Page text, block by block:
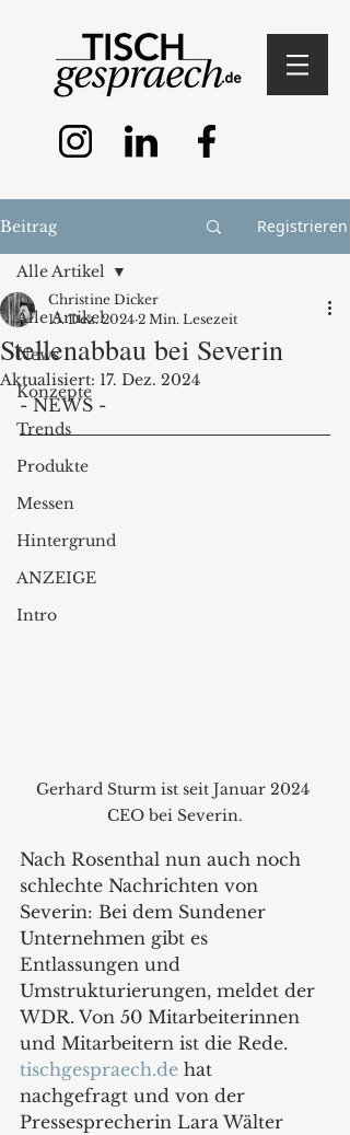
Beitrag Registrieren
Alle Artikel
News
Konzepte
Trends
Produkte
Messen
Hintergrund
ANZEIGE
Intro
Alle Artikel
Stellenabbau bei Severin
Christine Dicker
15. Dez. 2024 2 Min. Lesezeit
Aktualisiert: 17. Dez. 2024
- NEWS -
Gerhard Sturm ist seit Januar 2024
CEO bei Severin.
Nach Rosenthal nun auch noch
schlechte Nachrichten von
Severin: Bei dem Sundener
Unternehmen gibt es
Entlassungen und
Umstrukturierungen, meldet der
WDR. Von 50 Mitarbeiterinnen
und Mitarbeitern ist die Rede.
tischgespraech.de hat
nachgefragt und von der
Pressesprecherin Lara Wälter